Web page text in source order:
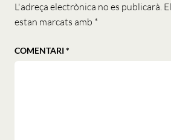
L'adreça electrònica no es publicarà.
estan marcats amb *
COMENTARI*